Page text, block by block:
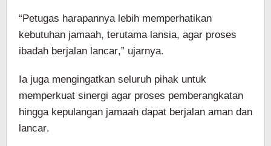
“Petugas harapannya lebih memperhatikan
kebutuhan jamaah, terutama lansia, agar proses
ibadah berjalan lancar,” ujarnya.
Ia juga mengingatkan seluruh pihak untuk
memperkuat sinergi agar proses pemberangkatan
hingga kepulangan jamaah dapat berjalan aman dan
lancar.